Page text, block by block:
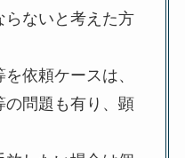
らないと考えた方
依頼ケースは、
の問題も有り、顕